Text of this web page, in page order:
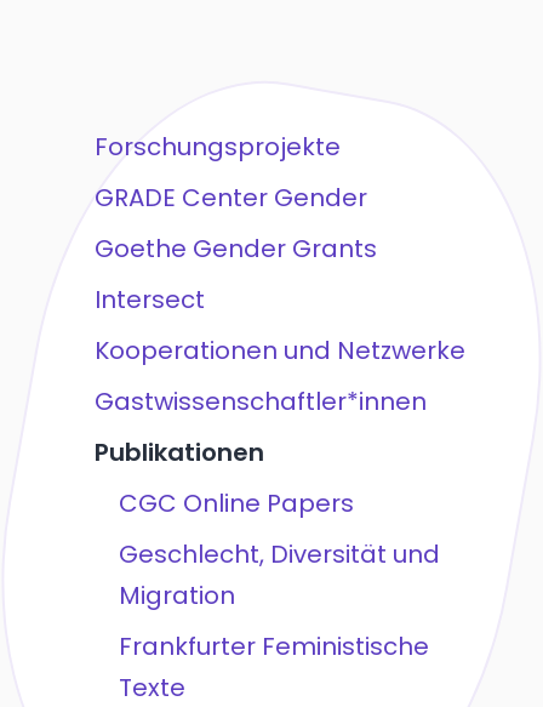
Forschungsprojekte
GRADE Center Gender
Goethe Gender Grants
Intersect
Kooperationen und Netzwerke
Gastwissenschaftler*innen
Publikationen
CGC Online Papers
Geschlecht, Diversität und
Migration
Frankfurter Feministische
Texte